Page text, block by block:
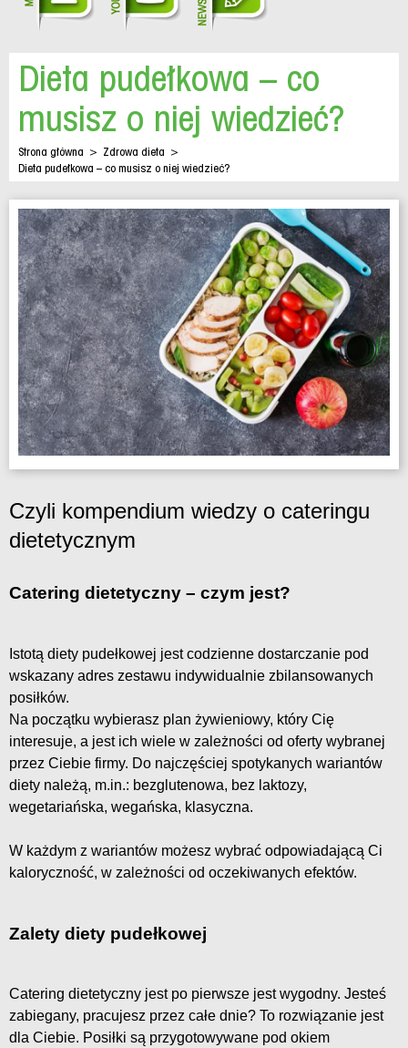
Dieta pudełkowa – co
musisz o niej wiedzieć?
Strona główna > Zdrowa dieta >
Dieta pudełkowa – co musisz o niej wiedzieć?
Czyli kompendium wiedzy o cateringu
dietetycznym
Catering dietetyczny – czym jest?
Istotą diety pudełkowej jest codzienne dostarczanie pod
wskazany adres zestawu indywidualnie zbilansowanych
posiłków.
Na początku wybierasz plan żywieniowy, który Cię
interesuje, a jest ich wiele w zależności od oferty wybranej
przez Ciebie firmy. Do najczęściej spotykanych wariantów
diety należą, m.in.: bezglutenowa, bez laktozy,
wegetariańska, wegańska, klasyczna.
W każdym z wariantów możesz wybrać odpowiadającą Ci
kaloryczność, w zależności od oczekiwanych efektów.
Zalety diety pudełkowej
Catering dietetyczny jest po pierwsze jest wygodny. Jesteś
zabiegany, pracujesz przez całe dnie? To rozwiązanie jest
dla Ciebie. Posiłki są przygotowywane pod okiem